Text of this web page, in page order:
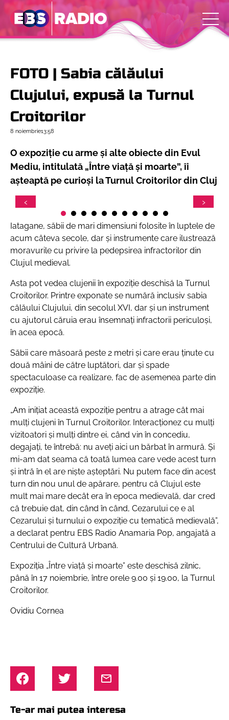
FOTO | Sabia călăului
Clujului, expusă la Turnul
Croitorilor
8 noiembrie13:58
O expoziție cu arme și alte obiecte din Evul
Mediu, intitulată „Între viață și moarte”, îi
așteaptă pe curioși la Turnul Croitorilor din Cluj
Iatagane, săbii de mari dimensiuni folosite în luptele de
acum câteva secole, dar și instrumente care ilustrează
moravurile cu privire la pedepsirea infractorilor din
Clujul medieval.
Asta pot vedea clujenii în expoziție deschisă la Turnul
Croitorilor. Printre exponate se numără inclusiv sabia
călăului Clujului, din secolul XVI, dar și un instrument
cu ajutorul căruia erau însemnați infractorii periculoși,
în acea epocă.
Săbii care măsoară peste 2 metri și care erau ținute cu
două mâini de către luptători, dar și spade
spectaculoase ca realizare, fac de asemenea parte din
expoziție.
„Am inițiat această expoziție pentru a atrage cât mai
mulți clujeni în Turnul Croitorilor. Interacționez cu mulți
vizitoatori și mulți dintre ei, când vin în concediu,
degajați, te întrebă: nu aveți aici un bărbat în armură. Și
mi-am dat seama că toată lumea care vede acest turn
și intră în el are niște așteptări. Nu putem face din acest
turn din nou unul de apărare, pentru că Clujul este
mult mai mare decât era în epoca medievală, dar cred
că trebuie dat, din când în când, Cezarului ce e al
Cezarului și turnului o expoziție cu tematică medievală”,
a declarat pentru EBS Radio Anamaria Pop, angajată a
Centrului de Cultură Urbană.
Expoziția „Între viață și moarte” este deschisă zilnic,
până în 17 noiembrie, între orele 9.00 și 19.00, la Turnul
Croitorilor.
Ovidiu Cornea
Te-ar mai putea interesa